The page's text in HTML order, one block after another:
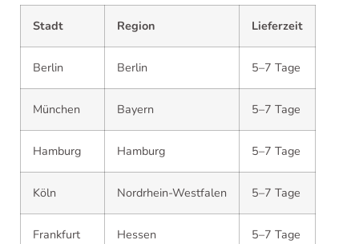
Stadt Region Lieferzeit
Berlin Berlin 5–7 Tage
München Bayern 5–7 Tage
Hamburg Hamburg 5–7 Tage
Köln Nordrhein-Westfalen 5–7 Tage
Frankfurt Hessen 5–7 Tage